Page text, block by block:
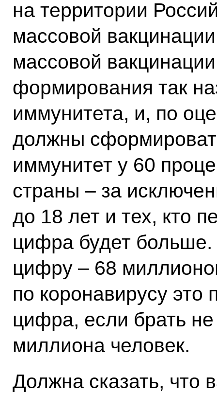
на территории
массовой
массовой
формирования так
иммунитета, и, по
должны
иммунитет у 60
страны – за
до 18 лет и тех, кто
цифра будет
цифру – 68
по коронавирусу это
цифра, если брать
миллиона человек.
Должна сказать, что